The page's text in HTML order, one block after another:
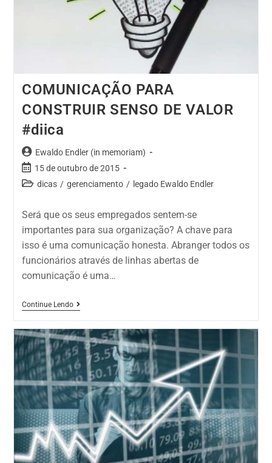
COMUNICAÇÃO PARA
CONSTRUIR SENSO DE VALOR
#diica
Ewaldo Endler (in memoriam)
15 de outubro de 2015
dicas / gerenciamento / legado Ewaldo Endler
Será que os seus empregados sentem-se
importantes para sua organização? A chave para
isso é uma comunicação honesta. Abranger todos os
funcionários através de linhas abertas de
comunicação é uma…
Continue Lendo